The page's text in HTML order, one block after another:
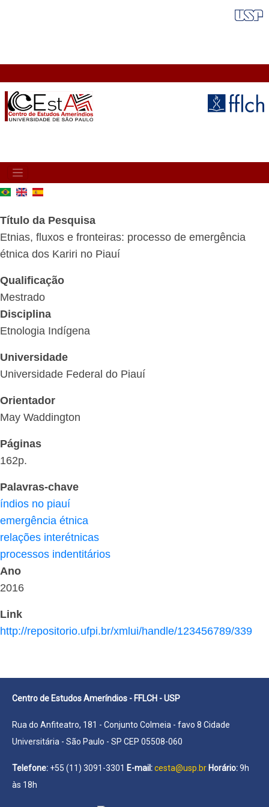
MAIN
NAVIGATION
Título da Pesquisa
Etnias, fluxos e fronteiras: processo de emergência
étnica dos Kariri no Piauí
Qualificação
Mestrado
Disciplina
Etnologia Indígena
Universidade
Universidade Federal do Piauí
Orientador
May Waddington
Páginas
162p.
Palavras-chave
índios no piauí
emergência étnica
relações interétnicas
processos indentitários
Ano
2016
Link
http://repositorio.ufpi.br/xmlui/handle/123456789/339
Centro de Estudos Ameríndios - FFLCH - USP
Rua do Anfiteatro, 181 - Conjunto Colmeia - favo 8 Cidade
Universitária - São Paulo - SP CEP 05508-060
Telefone: +55 (11) 3091-3301 E-mail:cesta@usp.br Horário:9h
às 18h